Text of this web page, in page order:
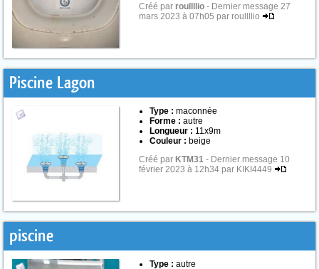
Créé par roullllio - Dernier message 27
mars 2023 à 07h05 par roullllio
Piscine Lagon
Type : maconnée
Forme : autre
Longueur : 11x9m
Couleur : beige
Créé par KTM31 - Dernier message 10
février 2023 à 12h34 par KIKI4449
piscine
Type : autre